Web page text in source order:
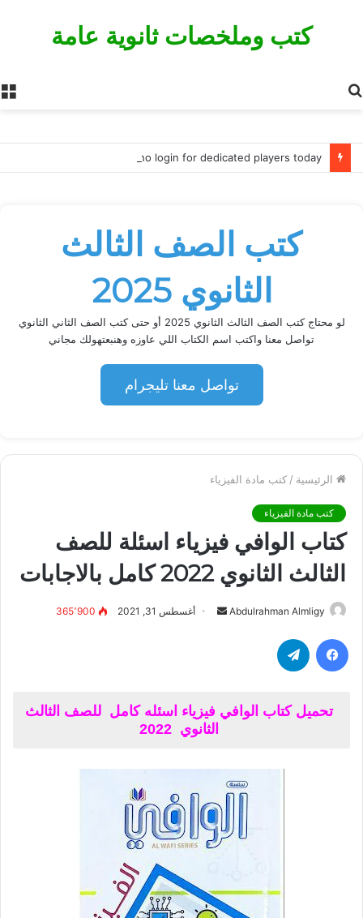
كتب وملخصات ثانوية عامة
كتب الصف الثالث
الثانوي 2025
لو محتاج كتب الصف الثالث الثانوي 2025 أو حتى كتب الصف الثاني الثانوي
تواصل معنا واكتب اسم الكتاب اللي عاوزه وهنبعتهولك مجاني
تواصل معنا تليجرام
الرئيسية / كتب مادة الفيزياء
كتب مادة الفيزياء
كتاب الوافي فيزياء اسئلة للصف
الثالث الثانوي 2022 كامل بالاجابات
Abdulrahman Almligy
أرسل أغسطس 31, 2021 365٬900
فيسبوك
تحميل كتاب الوافي فيزياء اسئله كامل للصف الثالث
الثانوي 2022